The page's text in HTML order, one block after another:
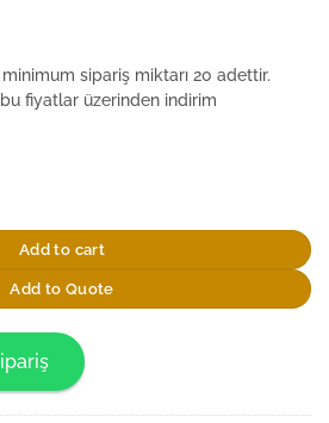
sipariş miktarı 20 adettir.
fiyatlar üzerinden indirim
250ml Sızma Zeytinyağı quantity
Add to cart
Add to Quote